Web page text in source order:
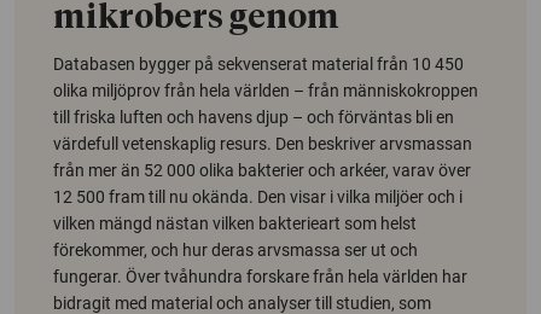
mikrobers genom
Databasen bygger på sekvenserat material från 10 450
olika miljöprov från hela världen – från människokroppen
till friska luften och havens djup – och förväntas bli en
värdefull vetenskaplig resurs. Den beskriver arvsmassan
från mer än 52 000 olika bakterier och arkéer, varav över
12 500 fram till nu okända. Den visar i vilka miljöer och i
vilken mängd nästan vilken bakterieart som helst
förekommer, och hur deras arvsmassa ser ut och
fungerar. Över tvåhundra forskare från hela världen har
bidragit med material och analyser till studien, som